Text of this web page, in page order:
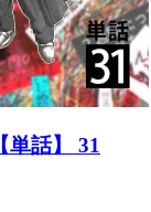
単話】 31